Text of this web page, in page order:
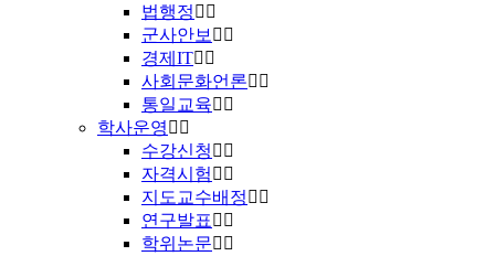
법행정
군사안보
경제IT
사회문화언론
통일교육
학사운영
수강신청
자격시험
지도교수배정
연구발표
학위논문